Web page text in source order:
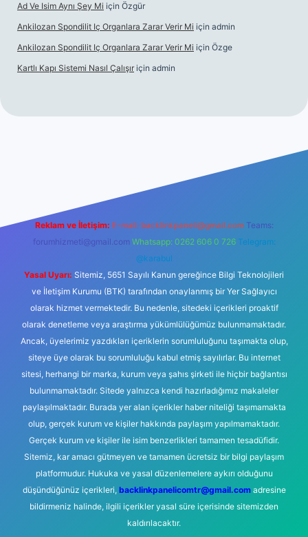
Ad Ve Isim Aynı Şey Mi için Özgür
Ankilozan Spondilit Iç Organlara Zarar Verir Mi için admin
Ankilozan Spondilit Iç Organlara Zarar Verir Mi için Özge
Kartlı Kapı Sistemi Nasıl Çalışır için admin
Reklam ve İletişim: E-mail: backlinkpaneli@gmail.com Teams:
forumhizmeti@gmail.com Whatsapp: 0262 606 0 726 Telegram:
@karabul
Yasal Uyarı: Sitemiz, 5651 Sayılı Kanun gereğince Bilgi Teknolojileri
ve İletişim Kurumu (BTK) tarafından onaylanmış bir Yer Sağlayıcı
olarak hizmet vermektedir. Bu nedenle, sitedeki içerikleri proaktif
olarak denetleme veya araştırma yükümlülüğümüz bulunmamaktadır.
Ancak, üyelerimiz yazdıkları içeriklerin sorumluluğunu taşımakta olup,
siteye üye olarak bu sorumluluğu kabul etmiş sayılırlar. Bu internet
sitesi, herhangi bir marka, kurum veya şahıs şirketi ile hiçbir bağlantısı
bulunmamaktadır. Sitede yalnızca kendi hazırladığımız makaleler
paylaşılmaktadır. Burada yer alan içerikler haber niteliği taşımamakta
olup, gerçek kurum ve kişiler hakkında paylaşım yapılmamaktadır.
Gerçek kurum ve kişiler ile isim benzerlikleri tamamen tesadüfidir.
Sitemiz, kar amacı gütmeyen ve tamamen ücretsiz bir bilgi paylaşım
platformudur. Hukuka ve yasal düzenlemelere aykırı olduğunu
düşündüğünüz içerikleri, backlinkpanelicomtr@gmail.comadresine
bildirmeniz halinde, ilgili içerikler yasal süre içerisinde sitemizden
kaldırılacaktır.